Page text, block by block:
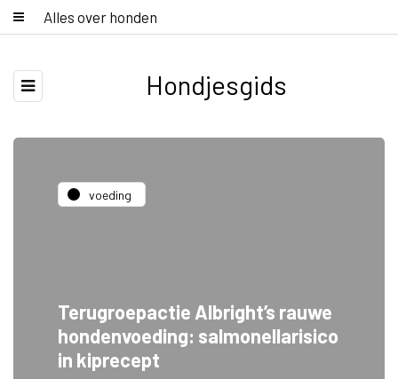
Alles over honden
Hondjesgids
voeding
Terugroepactie Albright’s rauwe
hondenvoeding: salmonellarisico
in kiprecept